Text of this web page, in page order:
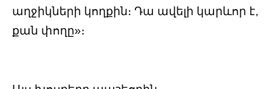
աղջիկների կողքին։ Դա ավելի կարևոր է,
քան փողը»։